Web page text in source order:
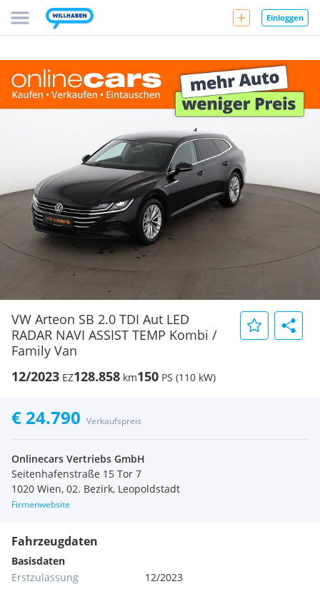
Einloggen
VW Arteon SB 2.0 TDI Aut LED
RADAR NAVI ASSIST TEMP Kombi /
Family Van
12/2023 EZ128.858 km150 PS (110 kW)
€ 24.790 Verkaufspreis
Onlinecars Vertriebs GmbH
Seitenhafenstraße 15 Tor 7
1020 Wien, 02. Bezirk, Leopoldstadt
Firmenwebsite
Fahrzeugdaten
Basisdaten
Erstzulassung
12/2023